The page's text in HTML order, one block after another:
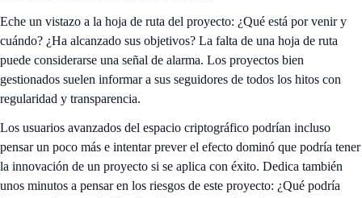
Eche un vistazo a la hoja de ruta del proyecto: ¿Qué está por venir y
cuándo? ¿Ha alcanzado sus objetivos? La falta de una hoja de ruta
puede considerarse una señal de alarma. Los proyectos bien
gestionados suelen informar a sus seguidores de todos los hitos con
regularidad y transparencia.
Los usuarios avanzados del espacio criptográfico podrían incluso
pensar un poco más e intentar prever el efecto dominó que podría tener
la innovación de un proyecto si se aplica con éxito. Dedica también
unos minutos a pensar en los riesgos de este proyecto: ¿Qué podría